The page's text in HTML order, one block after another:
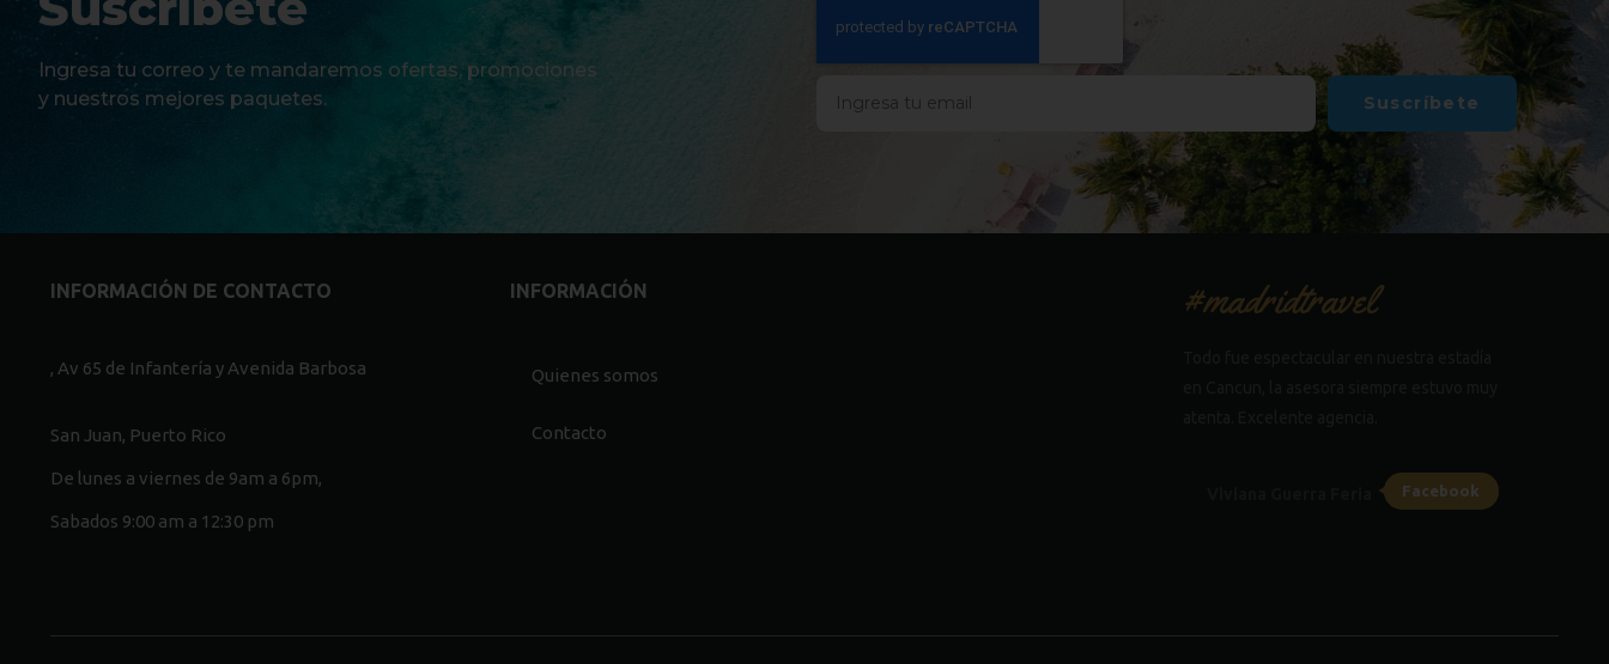
Ingresa tu correo y te mandaremos ofertas, promociones
y nuestros mejores paquetes.
Suscríbete
INFORMACIÓN DE CONTACTO
, Av 65 de Infantería y Avenida Barbosa
San Juan, Puerto Rico
De lunes a viernes de 9am a 6pm,
Sabados 9:00 am a 12:30 pm
INFORMACIÓN
Quienes somos
Contacto
#madridtravel
Facebook